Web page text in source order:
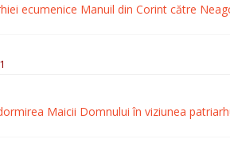
ecumenice Manuil din Corint către
Maicii Domnului în viziunea